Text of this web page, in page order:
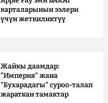
карталарынын ээлери
үчүн жеткиликтүү
Жайкы даамдар:
"Империя" жана
"Бухарадагы" суроо-талап
жараткан тамактар